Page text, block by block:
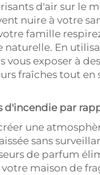
d'air sur le
nuire à votre
famille
En
vous exposer à
fraîches tout
d'incendie par
une
sans
de parfum
maison de